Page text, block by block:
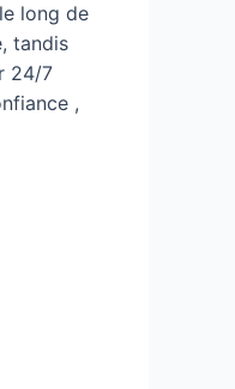
long de
tandis
24/7
,